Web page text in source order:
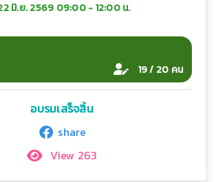
มิ.ย. 2569 09:00 - 12:00 น.
19 / 20 คน
อบรมเสร็จสิ้น
share
View 263